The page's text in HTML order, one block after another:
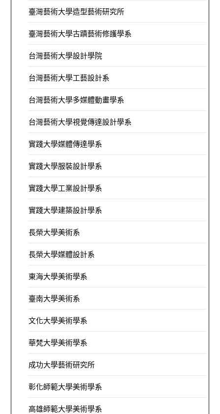
臺灣藝術大學造型藝術研究所
臺灣藝術大學古蹟藝術修護學系
台灣藝術大學設計學院
台灣藝術大學工藝設計系
台灣藝術大學多媒體動畫學系
台灣藝術大學視覺傳達設計學系
實踐大學媒體傳達學系
實踐大學服裝設計學系
實踐大學工業設計學系
實踐大學建築設計學系
長榮大學美術系
長榮大學媒體設計系
東海大學美術學系
臺南大學美術系
文化大學美術學系
華梵大學美術學系
成功大學藝術研究所
彰化師範大學美術學系
高雄師範大學美術學系